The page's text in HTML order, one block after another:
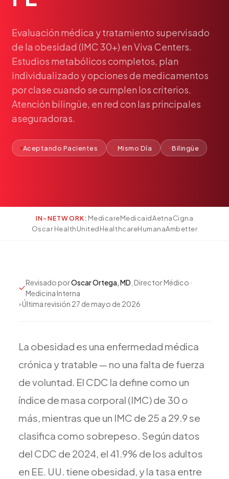
Tratamiento Hormonal
Medicina Concierge
Guía de Medicamentos
Pruebas Genéticas
Terapia IV
Pérdida de Peso
Terapia con Péptidos
Neurología
TDAH
Trastorno Bipolar
Manejo de Medicamentos
Migraña
Neuropatía Periférica
Evaluación médica ytratamiento supervisado
de la obesidad (IMC30+) enViva Centers.
Estudios metabólicoscompletos, plan
individualizado yopcionesde medicamentos
porclasecuando secumplen loscriterios.
Atención bilingüe, en red con las principales
aseguradoras.
Aceptando Pacientes Mismo Día Bilingüe
IN-NETWORK: MedicareMedicaidAetnaCigna
Oscar HealthUnitedHealthcareHumanaAmbetter
Revisado porOscar Ortega, MD , Director Médico ·
Medicina Interna
•Última revisión 27 de mayo de 2026
La obesidad es una enfermedad médica
crónica ytratable — no una falta de fuerza
devoluntad. El CDC la define como un
índice de masa corporal (IMC)de 30 o
más, mientras que un IMC de 25 a 29.9se
clasifica comosobrepeso. Según datos
del CDC de 2024, el 41.9% de los adultos
en EE. UU. tiene obesidad, yla tasa entre